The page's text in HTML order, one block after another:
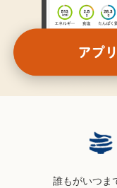
誰もがいつま